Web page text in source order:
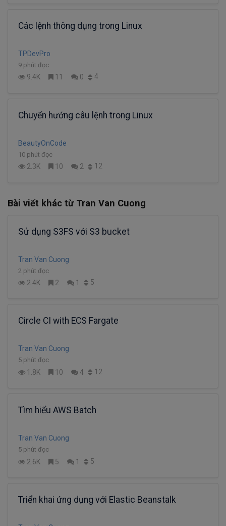
Các lệnh thông dụng trong Linux
TPDevPro
9 phút đọc
9.4K 11 0 4
Chuyển hướng câu lệnh trong Linux
BeautyOnCode
10 phút đọc
2.3K 10 2 12
Bài viết khác từ Tran Van Cuong
Sử dụng S3FS với S3 bucket
Tran Van Cuong
2 phút đọc
2.4K 2 1 5
Circle CI with ECS Fargate
Tran Van Cuong
5 phút đọc
1.8K 10 4 12
Tìm hiểu AWS Batch
Tran Van Cuong
5 phút đọc
2.6K 5 1 5
Triển khai ứng dụng với Elastic Beanstalk